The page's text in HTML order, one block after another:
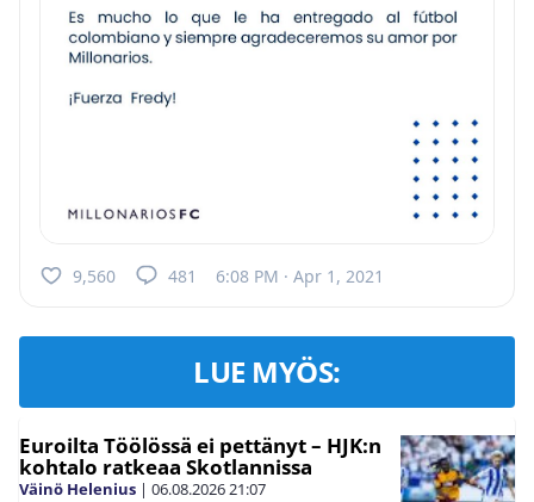
9,560 481 6:08 PM · Apr 1, 2021
LUE MYÖS:
Euroilta Töölössä ei pettänyt – HJK:n
kohtalo ratkeaa Skotlannissa
Väinö Helenius | 06.08.202621:07